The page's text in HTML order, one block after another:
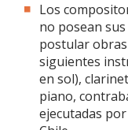
Los
no posean
postular
siguientes
en sol),
piano,
ejecutadas